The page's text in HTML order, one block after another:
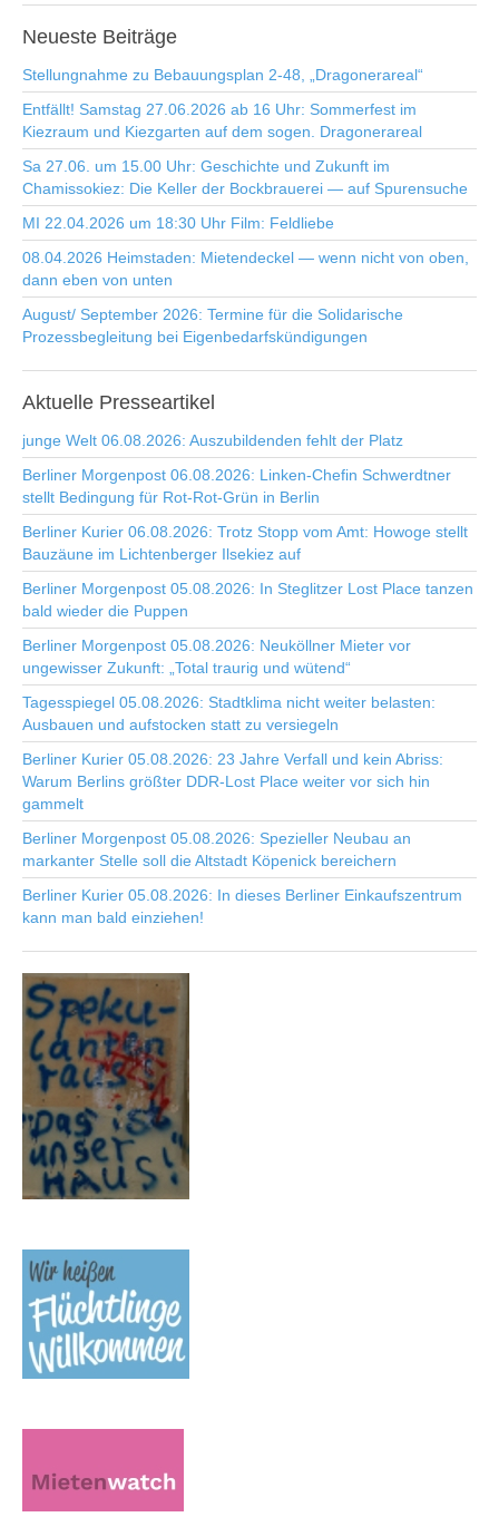
Neueste Beiträge
Stellungnahme zu Bebauungsplan 2-48, „Dragonerareal“
Entfällt! Samstag 27.06.2026 ab 16 Uhr: Sommerfest im
Kiezraum und Kiezgarten auf dem sogen. Dragonerareal
Sa 27.06. um 15.00 Uhr: Geschichte und Zukunft im
Chamissokiez: Die Keller der Bockbrauerei — auf Spurensuche
MI 22.04.2026 um 18:30 Uhr Film: Feldliebe
08.04.2026 Heimstaden: Mietendeckel — wenn nicht von oben,
dann eben von unten
August/ September 2026: Termine für die Solidarische
Prozessbegleitung bei Eigenbedarfskündigungen
Aktuelle Presseartikel
junge Welt 06.08.2026: Auszubildenden fehlt der Platz
Berliner Morgenpost 06.08.2026: Linken-Chefin Schwerdtner
stellt Bedingung für Rot-Rot-Grün in Berlin
Berliner Kurier 06.08.2026: Trotz Stopp vom Amt: Howoge stellt
Bauzäune im Lichtenberger Ilsekiez auf
Berliner Morgenpost 05.08.2026: In Steglitzer Lost Place tanzen
bald wieder die Puppen
Berliner Morgenpost 05.08.2026: Neuköllner Mieter vor
ungewisser Zukunft: „Total traurig und wütend“
Tagesspiegel 05.08.2026: Stadtklima nicht weiter belasten:
Ausbauen und aufstocken statt zu versiegeln
Berliner Kurier 05.08.2026: 23 Jahre Verfall und kein Abriss:
Warum Berlins größter DDR-Lost Place weiter vor sich hin
gammelt
Berliner Morgenpost 05.08.2026: Spezieller Neubau an
markanter Stelle soll die Altstadt Köpenick bereichern
Berliner Kurier 05.08.2026: In dieses Berliner Einkaufszentrum
kann man bald einziehen!